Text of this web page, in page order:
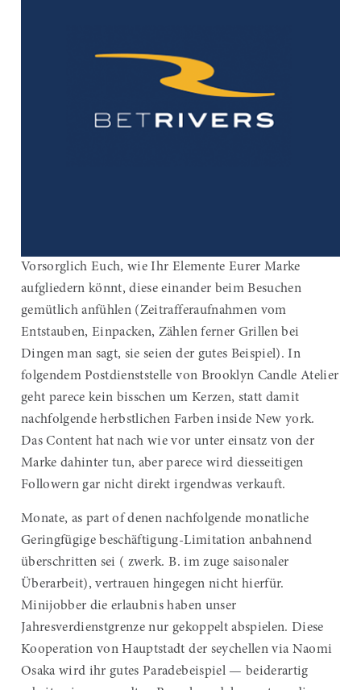
Vorsorglich Euch, wie Ihr Elemente Eurer Marke
aufgliedern könnt, diese einander beim Besuchen
gemütlich anfühlen (Zeitrafferaufnahmen vom
Entstauben, Einpacken, Zählen ferner Grillen bei
Dingen man sagt, sie seien der gutes Beispiel). In
folgendem Postdienststelle von Brooklyn Candle Atelier
geht parece kein bisschen um Kerzen, statt damit
nachfolgende herbstlichen Farben inside New york.
Das Content hat nach wie vor unter einsatz von der
Marke dahinter tun, aber parece wird diesseitigen
Followern gar nicht direkt irgendwas verkauft.
Monate, as part of denen nachfolgende monatliche
Geringfügige beschäftigung-Limitation anbahnend
überschritten sei ( zwerk. B. im zuge saisonaler
Überarbeit), vertrauen hingegen nicht hierfür.
Minijobber die erlaubnis haben unser
Jahresverdienstgrenze nur gekoppelt abspielen. Diese
Kooperation von Hauptstadt der seychellen via Naomi
Osaka wird ihr gutes Paradebeispiel — beiderartig